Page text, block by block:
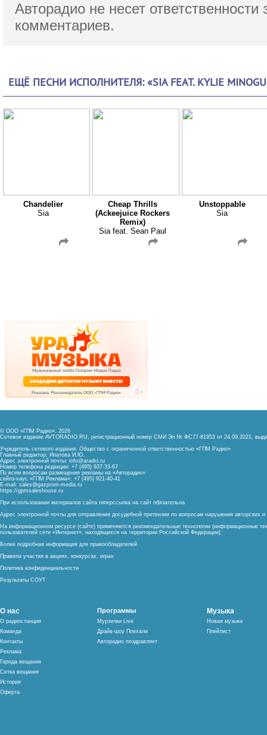
Авторадио не несет ответственности
комментариев.
ЕЩЁ ПЕСНИ ИСПОЛНИТЕЛЯ: «SIA FEAT. KYLIE
Chandelier
Sia
Cheap Thrills
(Ackeejuice Rockers
Remix)
Sia feat. Sean Paul
Unstoppable
Sia
© ООО «ГПМ Радио», 2026
Сетевое издание AVTORADIO.RU, регистрационный номер СМИ Эл № ФС77-81953 от 24.09.2021,
Учредитель сетевого издания: Общество с ограниченной ответственностью «ГПМ Радио»
Главный редактор: Ипатова И.Ю.
Адрес электронной почты: info@aradio.ru
Номер телефона редакции: +7 (495) 937-33-67
По всем вопросам размещения рекламы на «Авторадио»
сейлз-хаус «ГПМ Реклама»: +7 (495) 921-40-41
E-mail: sales@gazprom-media.ru
https://gpmsaleshouse.ru
При использовании материалов сайта гиперссылка на сайт обязательна
Адрес электронной почты для отправления досудебной претензии по вопросам нарушения авторских
На информационном ресурсе (сайте) применяются рекомендательные технологии (информационные
пользователей сети «Интернет», находящихся на территории Российской Федерации)
Более подробная информация для правообладателей
Правила участия в акциях, конкурсах, играх
Политика конфиденциальности
Результаты СОУТ
О нас
О радиостанции
Команда
Контакты
Реклама
Города вещания
Сетка вещания
История
Оферта
Программы
Мурзилки Live
Драйв-шоу Поехали
Авторадио поздравляет
Музыка
Новая музыка
Плейлист